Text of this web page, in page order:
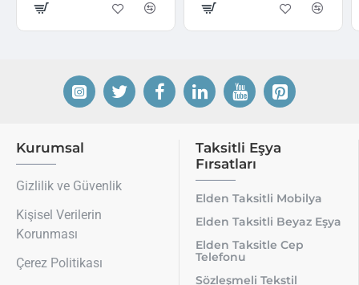
Kurumsal
Gizlilik ve Güvenlik
Kişisel Verilerin
Korunması
Çerez Politikası
Taksitli Eşya
Fırsatları
Elden Taksitli Mobilya
Elden Taksitli Beyaz Eşya
Elden Taksitle Cep
Telefonu
Sözleşmeli Tekstil